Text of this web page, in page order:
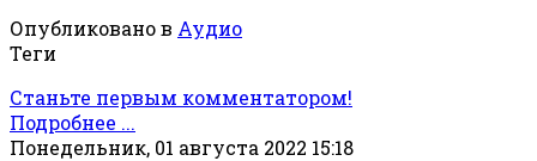
Опубликовано в Аудио
Теги
Станьте первым комментатором!
Подробнее ...
Понедельник, 01 августа 2022 15:18